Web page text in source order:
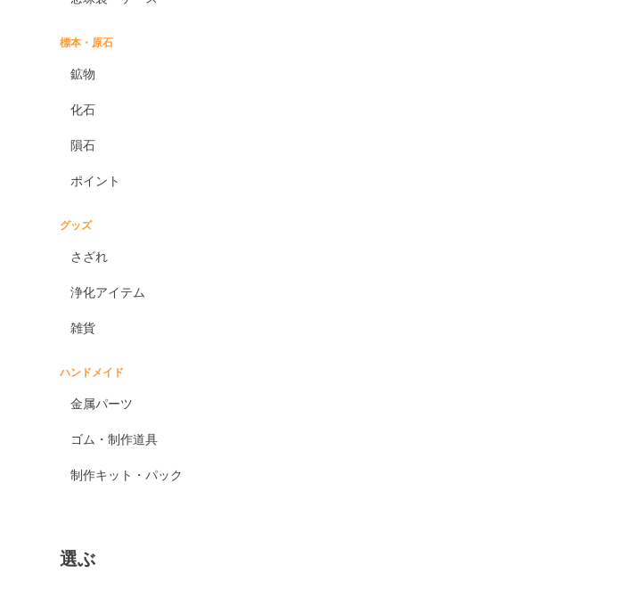
標本・原石
鉱物
化石
隕石
ポイント
グッズ
さざれ
浄化アイテム
雑貨
ハンドメイド
金属パーツ
ゴム・制作道具
制作キット・パック
選ぶ